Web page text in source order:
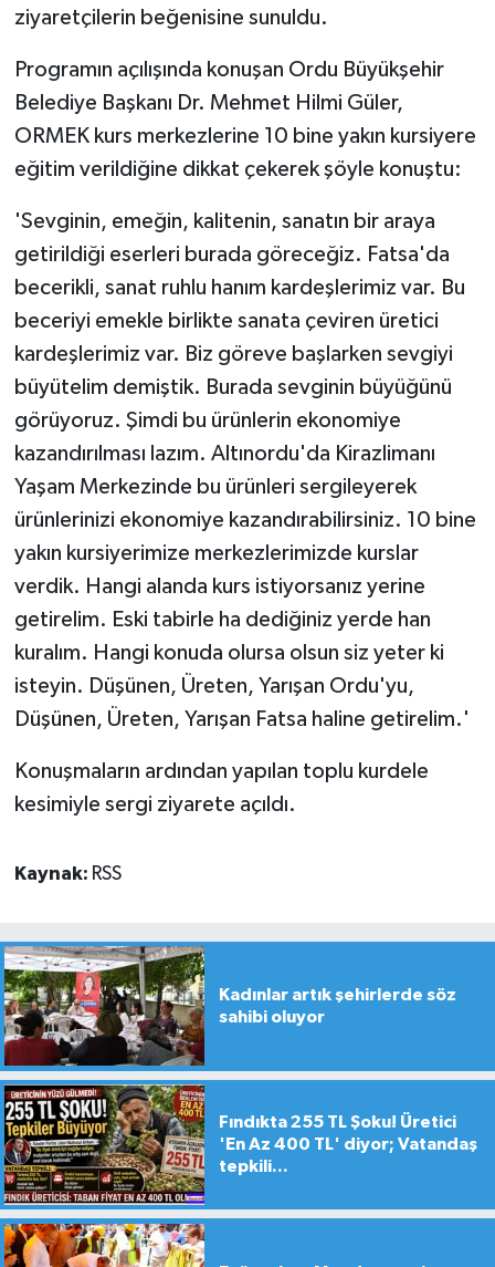
ziyaretçilerin beğenisine sunuldu.
Programın açılışında konuşan Ordu Büyükşehir
Belediye Başkanı Dr. Mehmet Hilmi Güler,
ORMEK kurs merkezlerine 10 bine yakın kursiyere
eğitim verildiğine dikkat çekerek şöyle konuştu:
'Sevginin, emeğin, kalitenin, sanatın bir araya
getirildiği eserleri burada göreceğiz. Fatsa'da
becerikli, sanat ruhlu hanım kardeşlerimiz var. Bu
beceriyi emekle birlikte sanata çeviren üretici
kardeşlerimiz var. Biz göreve başlarken sevgiyi
büyütelim demiştik. Burada sevginin büyüğünü
görüyoruz. Şimdi bu ürünlerin ekonomiye
kazandırılması lazım. Altınordu'da Kirazlimanı
Yaşam Merkezinde bu ürünleri sergileyerek
ürünlerinizi ekonomiye kazandırabilirsiniz. 10 bine
yakın kursiyerimize merkezlerimizde kurslar
verdik. Hangi alanda kurs istiyorsanız yerine
getirelim. Eski tabirle ha dediğiniz yerde han
kuralım. Hangi konuda olursa olsun siz yeter ki
isteyin. Düşünen, Üreten, Yarışan Ordu'yu,
Düşünen, Üreten, Yarışan Fatsa haline getirelim.'
Konuşmaların ardından yapılan toplu kurdele
kesimiyle sergi ziyarete açıldı.
Kaynak: RSS
Kadınlar artık şehirlerde söz
sahibi oluyor
Fındıkta 255 TL Şoku! Üretici
'En Az 400 TL' diyor; Vatandaş
tepkili...